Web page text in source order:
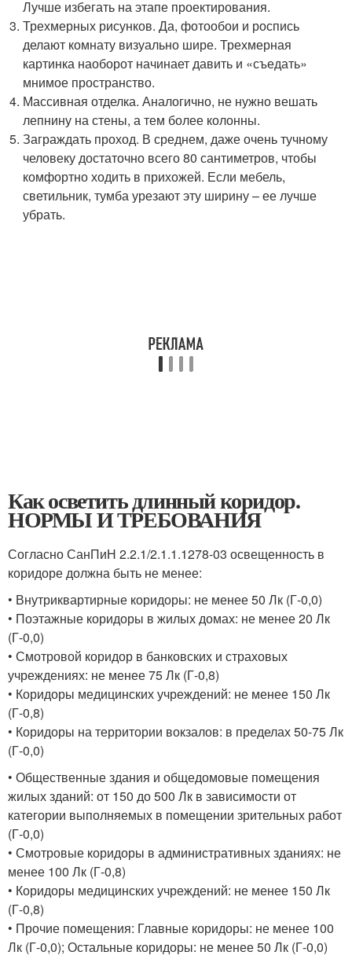
Лучше избегать на этапе проектирования.
Трехмерных рисунков. Да, фотообои и роспись
делают комнату визуально шире. Трехмерная
картинка наоборот начинает давить и «съедать»
мнимое пространство.
Массивная отделка. Аналогично, не нужно вешать
лепнину на стены, а тем более колонны.
Заграждать проход. В среднем, даже очень тучному
человеку достаточно всего 80 сантиметров, чтобы
комфортно ходить в прихожей. Если мебель,
светильник, тумба урезают эту ширину – ее лучше
убрать.
Как осветить длинный коридор.
НОРМЫ И ТРЕБОВАНИЯ
Согласно СанПиН 2.2.1/2.1.1.1278-03 освещенность в
коридоре должна быть не менее:
• Внутриквартирные коридоры: не менее 50 Лк (Г-0,0)
• Поэтажные коридоры в жилых домах: не менее 20 Лк
(Г-0,0)
• Смотровой коридор в банковских и страховых
учреждениях: не менее 75 Лк (Г-0,8)
• Коридоры медицинских учреждений: не менее 150 Лк
(Г-0,8)
• Коридоры на территории вокзалов: в пределах 50-75 Лк
(Г-0,0)
• Общественные здания и общедомовые помещения
жилых зданий: от 150 до 500 Лк в зависимости от
категории выполняемых в помещении зрительных работ
(Г-0,0)
• Смотровые коридоры в административных зданиях: не
менее 100 Лк (Г-0,8)
• Коридоры медицинских учреждений: не менее 150 Лк
(Г-0,8)
• Прочие помещения: Главные коридоры: не менее 100
Лк (Г-0,0); Остальные коридоры: не менее 50 Лк (Г-0,0)